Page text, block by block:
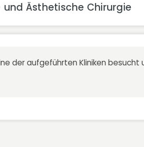
Ästhetische Chirurgie
der aufgeführten Kliniken besucht